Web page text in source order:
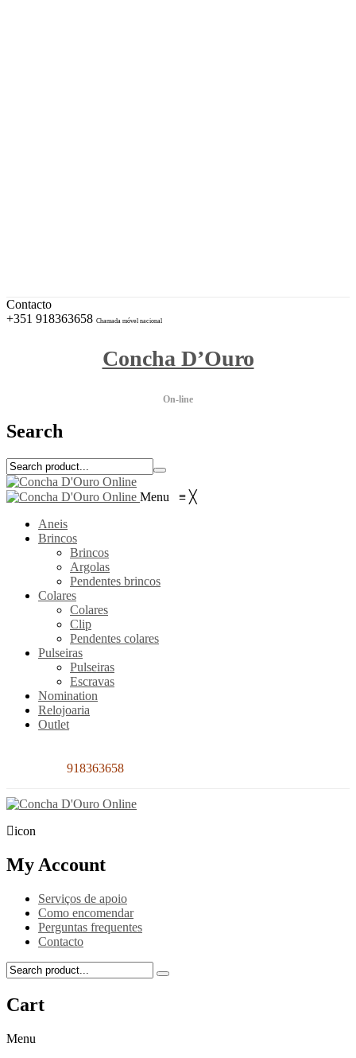
Contacto
+351 918363658 Chamada móvel nacional
Concha D’Ouro
On-line
Search
Menu ≡ ╳
Aneis
Brincos
Brincos
Argolas
Pendentes brincos
Colares
Colares
Clip
Pendentes colares
Pulseiras
Pulseiras
Escravas
Nomination
Relojoaria
Outlet
918363658
icon
My Account
Serviços de apoio
Como encomendar
Perguntas frequentes
Contacto
Cart
Menu